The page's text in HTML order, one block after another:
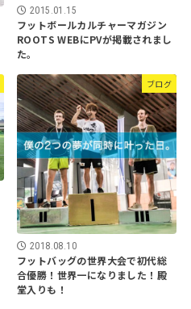
2015.01.15
フットボールカルチャーマガジン
ROOTS WEBにPVが掲載されまし
た。
ブログ
2018.08.10
フットバッグの世界大会で初代総
合優勝！世界一になりました！殿
堂入りも！